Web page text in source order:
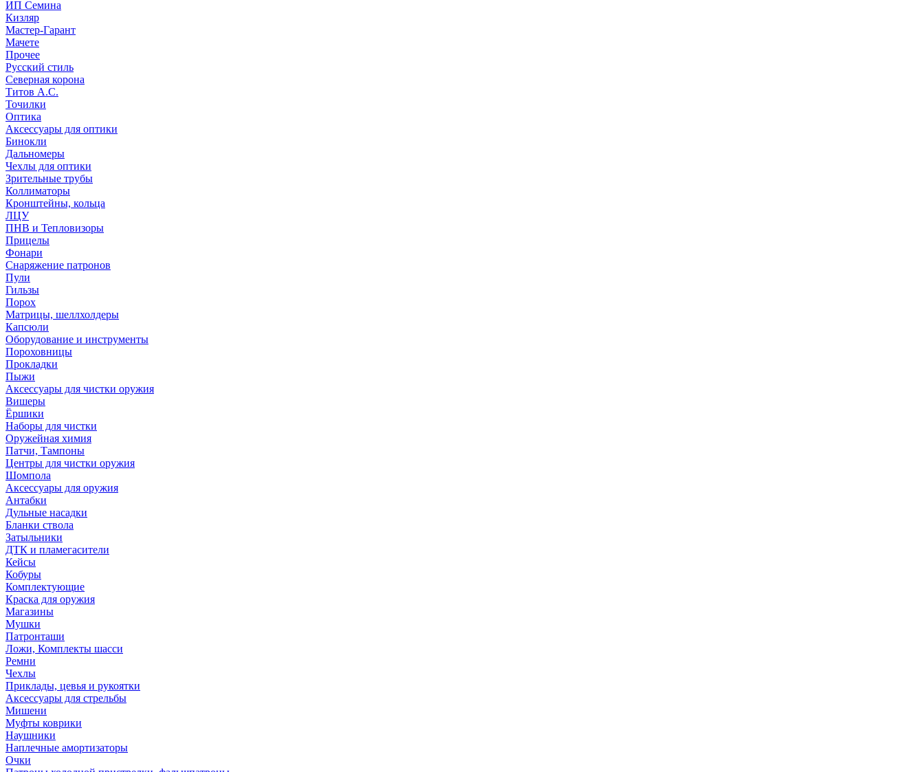
ИП Семина
Кизляр
Мастер-Гарант
Мачете
Прочее
Русский стиль
Северная корона
Титов А.С.
Точилки
Оптика
Аксессуары для оптики
Бинокли
Дальномеры
Чехлы для оптики
Зрительные трубы
Коллиматоры
Кронштейны, кольца
ЛЦУ
ПНВ и Тепловизоры
Прицелы
Фонари
Снаряжение патронов
Пули
Гильзы
Порох
Матрицы, шеллхолдеры
Капсюли
Оборудование и инструменты
Пороховницы
Прокладки
Пыжи
Аксессуары для чистки оружия
Вишеры
Ёршики
Наборы для чистки
Оружейная химия
Патчи, Тампоны
Центры для чистки оружия
Шомпола
Аксессуары для оружия
Антабки
Дульные насадки
Бланки ствола
Затыльники
ДТК и пламегасители
Кейсы
Кобуры
Комплектующие
Краска для оружия
Магазины
Мушки
Патронташи
Ложи, Комплекты шасси
Ремни
Чехлы
Приклады, цевья и рукоятки
Аксессуары для стрельбы
Мишени
Муфты коврики
Наушники
Наплечные амортизаторы
Очки